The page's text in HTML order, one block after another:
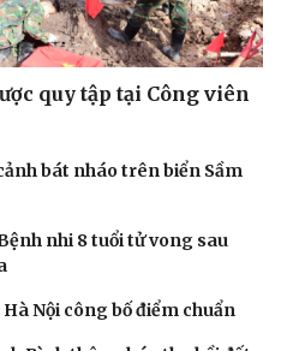
Đời sống
Nhà đẹp
Tình yêu - Gia đình
quy tập tại Công viên
bát nháo trên biển Sầm
nhi 8 tuổi tử vong sau
Nội công bố điểm chuẩn